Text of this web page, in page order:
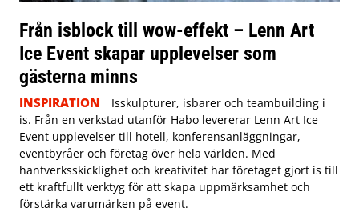
Från isblock till wow-effekt – Lenn Art
Ice Event skapar upplevelser som
gästerna minns
INSPIRATION
Isskulpturer, isbarer och teambuilding i
is. Från en verkstad utanför Habo levererar Lenn Art Ice
Event upplevelser till hotell, konferensanläggningar,
eventbyråer och företag över hela världen. Med
hantverksskicklighet och kreativitet har företaget gjort is till
ett kraftfullt verktyg för att skapa uppmärksamhet och
förstärka varumärken på event.